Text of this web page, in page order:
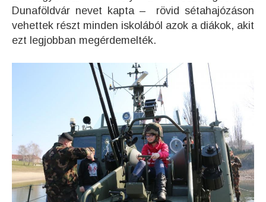
Dunaföldvár nevet kapta – rövid sétahajózáson
vehettek részt minden iskolából azok a diákok, akit
ezt legjobban megérdemelték.